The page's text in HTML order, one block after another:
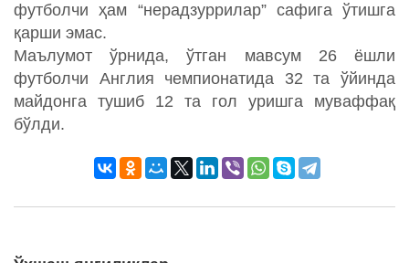
футболчи ҳам “нерадзуррилар” сафига ўтишга
қарши эмас.
Маълумот ўрнида, ўтган мавсум 26 ёшли
футболчи Англия чемпионатида 32 та ўйинда
майдонга тушиб 12 та гол уришга муваффақ
бўлди.